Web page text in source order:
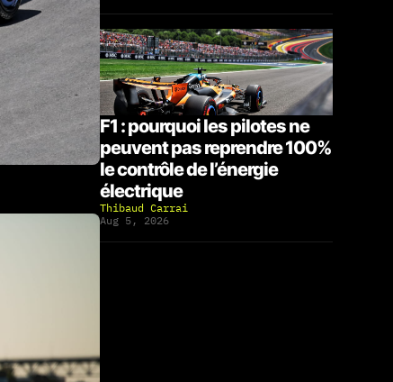
F1 : pourquoi les pilotes ne
peuvent pas reprendre 100%
le contrôle de l’énergie
électrique
Thibaud Carrai
Aug 5, 2026